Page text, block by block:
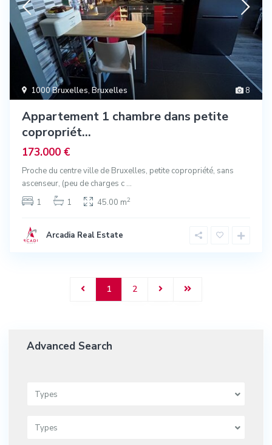
8
1000 Bruxelles,Bruxelles
Appartement 1 chambre dans petite
copropriét...
173.000 €
Proche du centre ville de Bruxelles, petite copropriété, sans
ascenseur, (peu de charges c ...
1
1 45.00 m2
Arcadia Real Estate
1 2
Advanced Search
Types
Types